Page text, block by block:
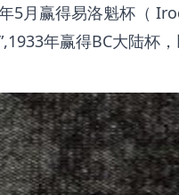
5月赢得易洛魁杯（
,1933年赢得BC大陆杯